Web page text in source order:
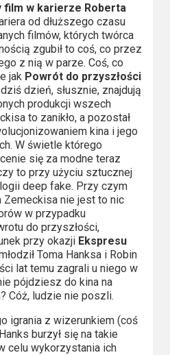
film w karierze Roberta
od dłuższego czasu
filmów, których twórca
zgubił to coś, co przez
z nią w parze. Coś, co
jak Powrót do przyszłości
dzień, słusznie, znajdują
produkcji wszech
to zanikło, a pozostał
kina i jego
W świetle którego
się za modne teraz
to przy użyciu sztucznej
deep fake. Przy czym
Zemeckisa nie jest to nic
w przypadku
do przyszłości,
przy okazji Ekspresu
Toma Hanksa i Robin
lat temu zagrali u niego w
pójdziesz do kina na
Cóż, ludzie nie poszli.
igrania z wizerunkiem (coś
burzył się na takie
celu wykorzystania ich